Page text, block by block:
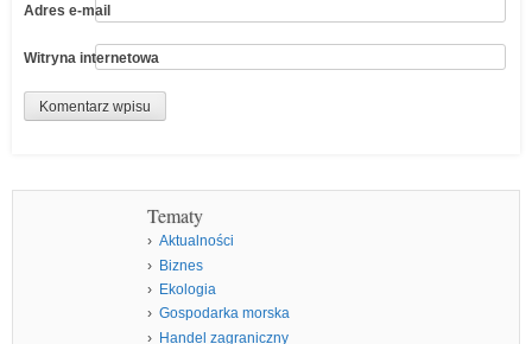
Adres e-mail
Witryna internetowa
Tematy
Aktualności
Biznes
Ekologia
Gospodarka morska
Handel zagraniczny